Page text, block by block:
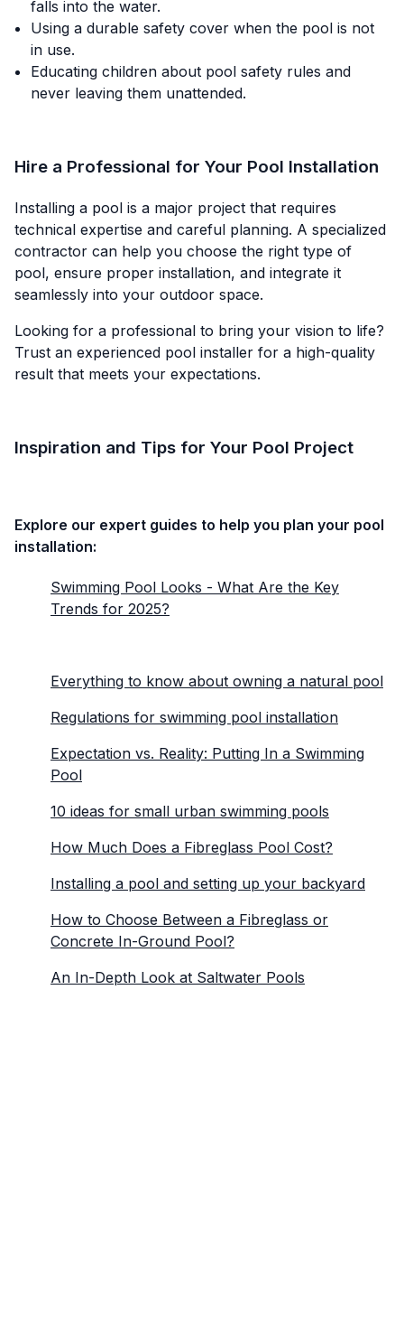
falls into the water.
Using a durable safety cover when the pool is not
in use.
Educating children about pool safety rules and
never leaving them unattended.
Hire a Professional for Your Pool Installation
Installing a pool is a major project that requires
technical expertise and careful planning. A specialized
contractor can help you choose the right type of
pool, ensure proper installation, and integrate it
seamlessly into your outdoor space.
Looking for a professional to bring your vision to life?
Trust an experienced pool installer for a high-quality
result that meets your expectations.
Inspiration and Tips for Your Pool Project
Explore our expert guides to help you plan your pool
installation:
Swimming Pool Looks - What Are the Key
Trends for 2025?
Everything to know about owning a natural pool
Regulations for swimming pool installation
Expectation vs. Reality: Putting In a Swimming
Pool
10 ideas for small urban swimming pools
How Much Does a Fibreglass Pool Cost?
Installing a pool and setting up your backyard
How to Choose Between a Fibreglass or
Concrete In-Ground Pool?
An In-Depth Look at Saltwater Pools